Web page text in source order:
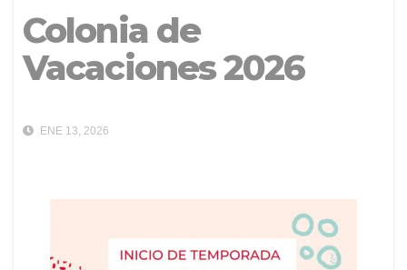
Colonia de
Vacaciones 2026
ENE 13, 2026